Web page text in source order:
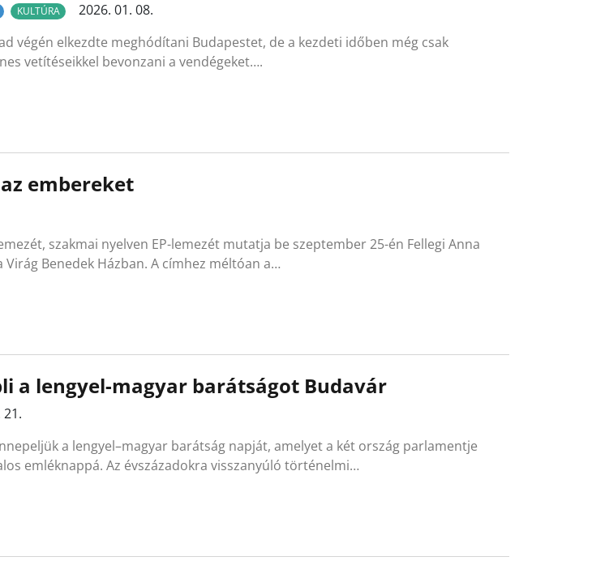
KULTÚRA
2026. 01. 08.
végén elkezdte meghódítani Budapestet, de a kezdeti időben még csak
vetítéseikkel bevonzani a vendégeket….
embereket
szakmai nyelven EP-lemezét mutatja be szeptember 25-én Fellegi Anna
Virág Benedek Házban. A címhez méltóan a…
a lengyel-magyar barátságot Budavár
21.
a lengyel–magyar barátság napját, amelyet a két ország parlamentje
emléknappá. Az évszázadokra visszanyúló történelmi…